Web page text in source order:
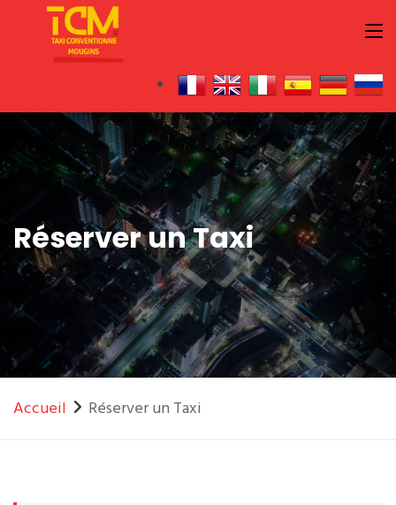
Réserver un Taxi
Accueil Réserver un Taxi